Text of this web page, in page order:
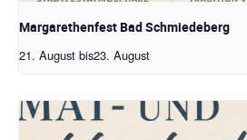
Margarethenfest Bad Schmiedeberg
21. August bis23. August